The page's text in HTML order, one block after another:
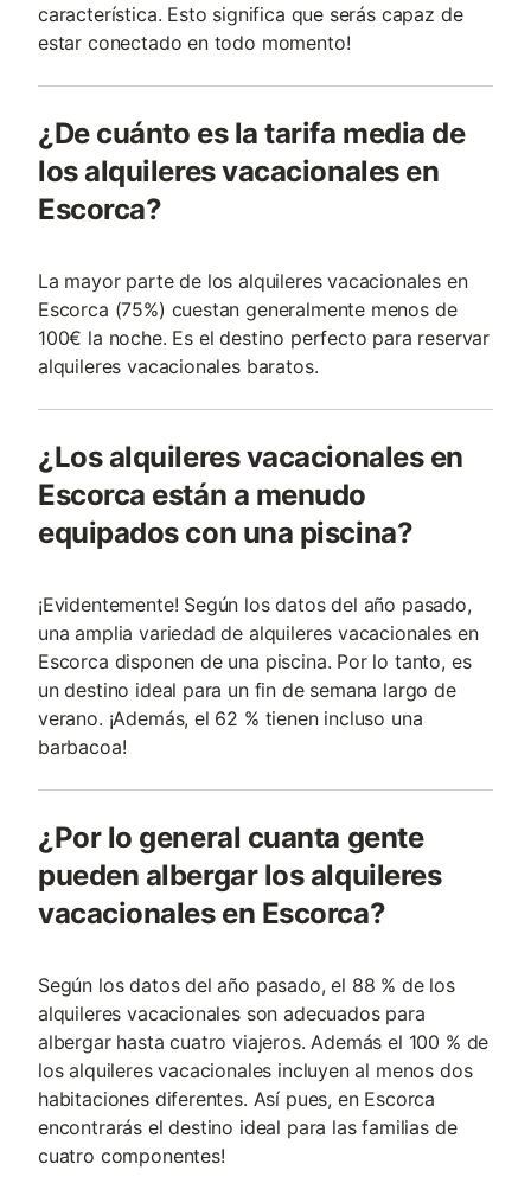
característica. Esto significa que serás capaz de
estar conectado en todo momento!
¿De cuánto es la tarifa media de
los alquileres vacacionales en
Escorca?
La mayor parte de los alquileres vacacionales en
Escorca (75%) cuestan generalmente menos de
100€ la noche. Es el destino perfecto para reservar
alquileres vacacionales baratos.
¿Los alquileres vacacionales en
Escorca están a menudo
equipados con una piscina?
¡Evidentemente! Según los datos del año pasado,
una amplia variedad de alquileres vacacionales en
Escorca disponen de una piscina. Por lo tanto, es
un destino ideal para un fin de semana largo de
verano. ¡Además, el 62 % tienen incluso una
barbacoa!
¿Por lo general cuanta gente
pueden albergar los alquileres
vacacionales en Escorca?
Según los datos del año pasado, el 88 % de los
alquileres vacacionales son adecuados para
albergar hasta cuatro viajeros. Además el 100 % de
los alquileres vacacionales incluyen al menos dos
habitaciones diferentes. Así pues, en Escorca
encontrarás el destino ideal para las familias de
cuatro componentes!